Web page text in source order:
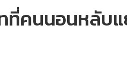
ที่คนนอนหลับ